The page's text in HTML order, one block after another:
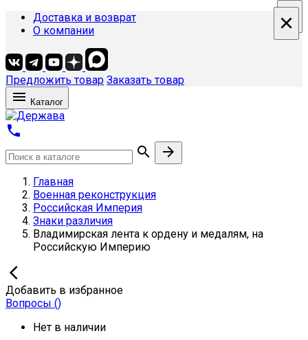
Доставка и возврат
О компании
Предложить товар Заказать товар
 Каталог



Главная
Военная реконструкция
Российская Империя
Знаки различия
Владимирская лента к ордену и медалям, на
Российскую Империю

Добавить в избранное
Вопросы ()
Нет в наличии
×
×
×
×